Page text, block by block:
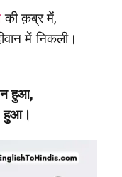
की क़ब्र में,
में निकली।
न हुआ,
हुआ।